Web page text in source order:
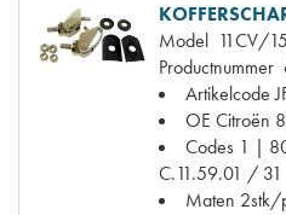
Model 11CV/
Productnummer
Artikelcode
OE Citroën
Codes 1 |
C.11.59.01 /
Maten 2stk/